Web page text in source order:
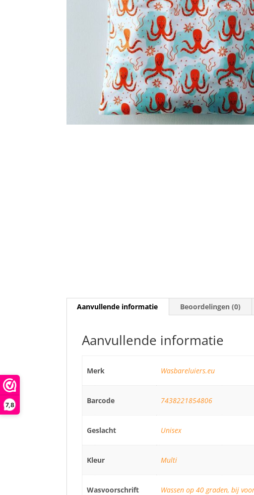
7,8
Aanvullende informatie Beoordelingen (0)
Aanvullende informatie
Merk Wasbareluiers.eu
Barcode 7438221854806
Geslacht Unisex
Kleur Multi
Wasvoorschrift Wassen op 40 graden, bij